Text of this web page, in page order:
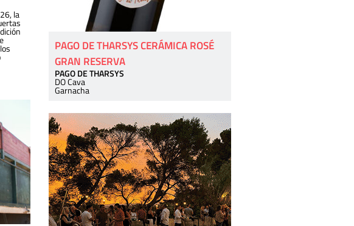
la
PAGO DE THARSYS CERÁMICA ROSÉ
GRAN RESERVA
PAGO DE THARSYS
DO Cava
Garnacha